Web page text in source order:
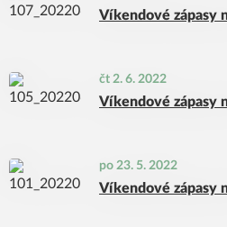
Víkendové zápasy
čt 2. 6. 2022
Víkendové zápasy
po 23. 5. 2022
Víkendové zápasy